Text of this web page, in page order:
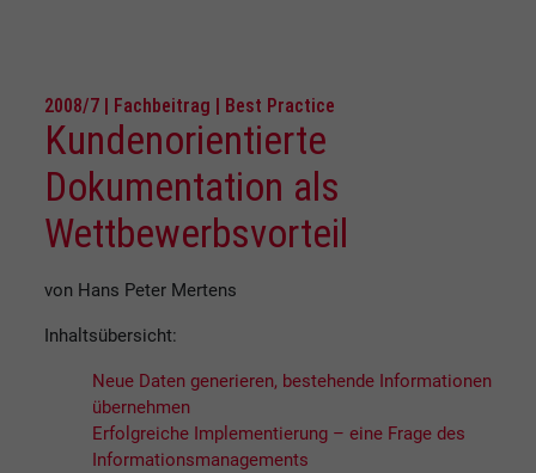
2008/7 | Fachbeitrag | Best Practice
Kundenorientierte
Dokumentation als
Wettbewerbsvorteil
von Hans Peter Mertens
Inhaltsübersicht:
Neue Daten generieren, bestehende Informationen
übernehmen
Erfolgreiche Implementierung – eine Frage des
Informationsmanagements